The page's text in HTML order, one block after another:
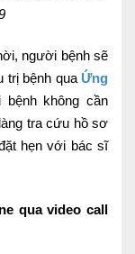
người bệnh sẽ
trị bệnh qua Ứng
không cần
tra cứu hồ sơ
hẹn với bác sĩ
qua video call